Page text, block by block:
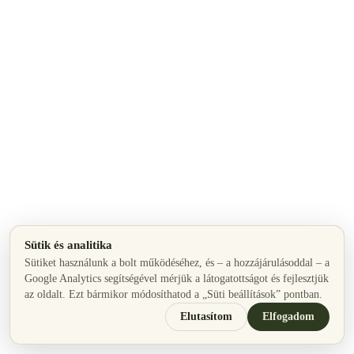
Sütik és analitika
Sütiket használunk a bolt működéséhez, és – a hozzájárulásoddal – a
Google Analytics segítségével mérjük a látogatottságot és fejlesztjük
az oldalt. Ezt bármikor módosíthatod a „Süti beállítások” pontban.
Elutasítom
Elfogadom